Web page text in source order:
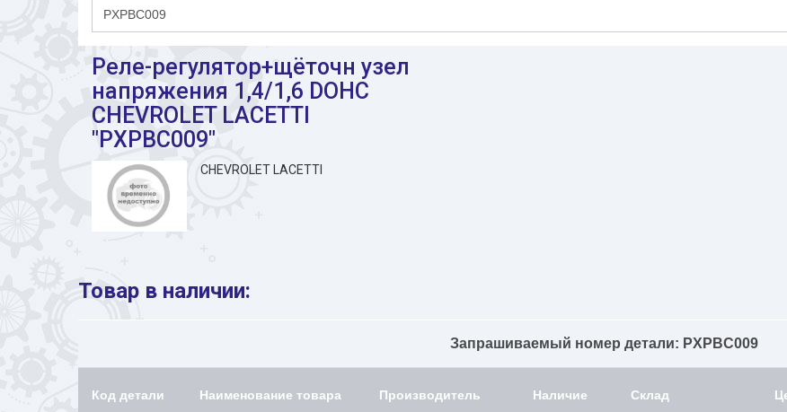
Реле-регулятор+щёточн узел
напряжения 1,4/1,6 DOHC
CHEVROLET LACETTI
"PXPBC009"
CHEVROLET LACETTI
Товар в наличии:
Запрашиваемый номер детали: PXPBC009
Код детали Наименование товара Производитель Наличие Склад